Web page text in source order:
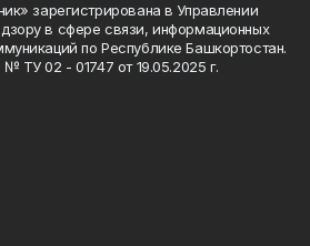
зарегистрирована в Управлении
в сфере связи, информационных
по Республике Башкортостан.
ТУ 02 - 01747 от 19.05.2025 г.